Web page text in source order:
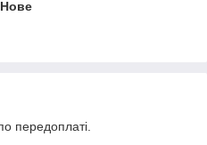
Нове
передоплаті.